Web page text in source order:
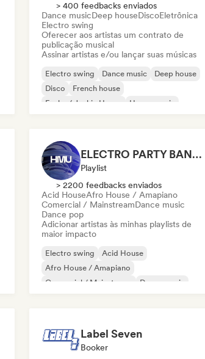
> 400 feedbacks enviados
Dance musicDeep houseDiscoEletrônica
Electro swing
Oferecer aos artistas um contrato de
publicação musical
Assinar artistas e/ou lançar suas músicas
Electro swing Dance music
Deep house
Disco
French house
Funky / Jackin House
House music
ELECTRO PARTY BANGERS · HIT ME UP MAG
Playlist
> 2200 feedbacks enviados
Acid HouseAfro House / Amapiano
Comercial / MainstreamDance music
Dance pop
Adicionar artistas às minhas playlists de
maior impacto
Electro swing
Acid House
Afro House / Amapiano
Comercial / Mainstream
Dance music
Label Seven
Booker